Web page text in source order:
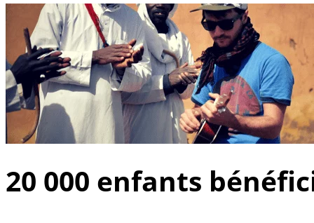
20 000 enfants